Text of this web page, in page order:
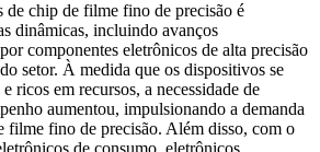
de chip de filme fino de precisão é
dinâmicas, incluindo avanços
componentes eletrônicos de alta precisão
setor. À medida que os dispositivos se
ricos em recursos, a necessidade de
aumentou, impulsionando a demanda
filme fino de precisão. Além disso, com o